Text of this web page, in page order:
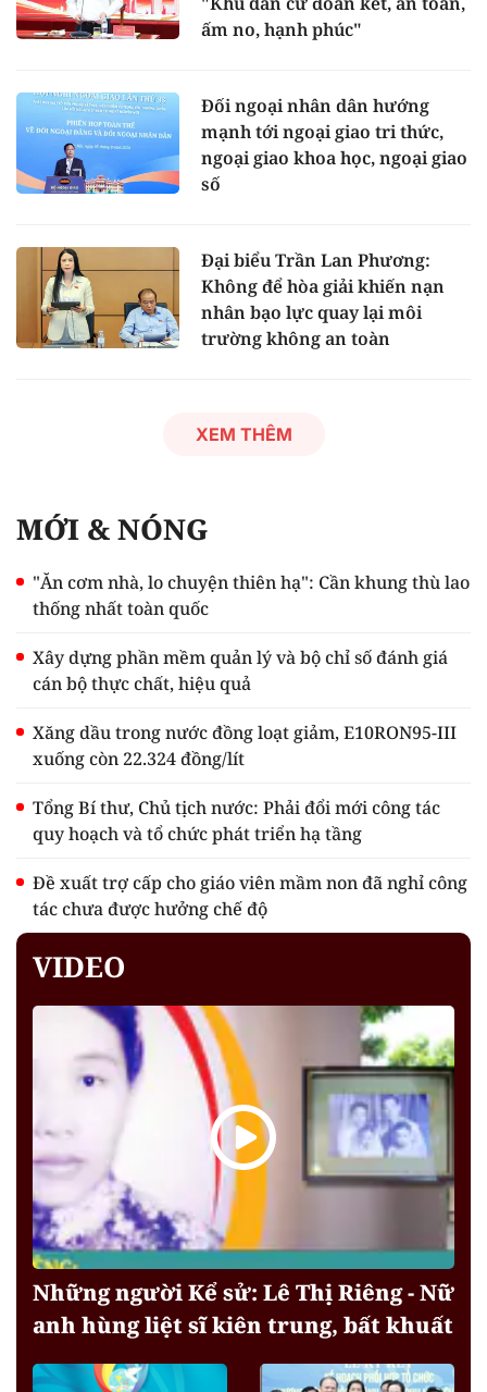
ấm no, hạnh phúc"
Đối ngoại nhân dân hướng
mạnh tới ngoại giao tri thức,
ngoại giao khoa học, ngoại giao
số
Đại biểu Trần Lan Phương:
Không để hòa giải khiến nạn
nhân bạo lực quay lại môi
trường không an toàn
XEM THÊM
MỚI & NÓNG
"Ăn cơm nhà, lo chuyện thiên hạ": Cần khung thù lao
thống nhất toàn quốc
Xây dựng phần mềm quản lý và bộ chỉ số đánh giá
cán bộ thực chất, hiệu quả
Xăng dầu trong nước đồng loạt giảm, E10RON95-III
xuống còn 22.324 đồng/lít
Tổng Bí thư, Chủ tịch nước: Phải đổi mới công tác
quy hoạch và tổ chức phát triển hạ tầng
Đề xuất trợ cấp cho giáo viên mầm non đã nghỉ công
tác chưa được hưởng chế độ
VIDEO
Những người Kể sử: Lê Thị Riêng - Nữ
anh hùng liệt sĩ kiên trung, bất khuất